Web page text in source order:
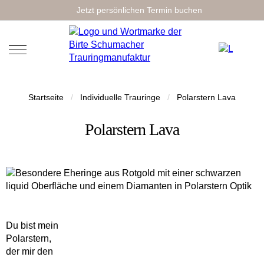
Jetzt persönlichen Termin buchen
Startseite / Individuelle Trauringe / Polarstern Lava
Polarstern Lava
Du bist mein
Polarstern,
der mir den